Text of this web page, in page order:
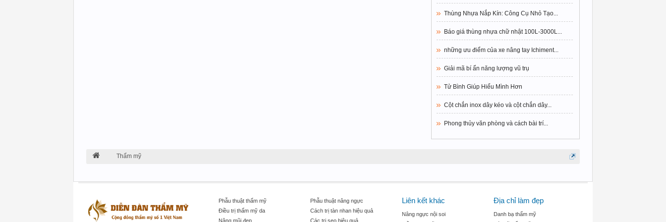
Thùng Nhựa Nắp Kín: Công Cụ Nhỏ Tạo...
Báo giá thùng nhựa chữ nhật 100L-3000L...
những ưu điểm của xe nâng tay Ichiment...
Giải mã bí ẩn năng lượng vũ trụ
Tử Bình Giúp Hiểu Mình Hơn
Cột chắn inox dây kéo và cột chắn dây...
Phong thủy văn phòng và cách bài trí...
Thẩm mỹ
Phẫu thuật thẩm mỹ
Điều trị thẩm mỹ da
Nâng mũi đẹp
Phẫu thuật nâng ngực
Cách trị tàn nhan hiệu quả
Các trị sẹo hiệu quả
Liên kết khác
Nâng ngực nội soi
Địa chỉ làm đẹp
Danh bạ thẩm mỹ